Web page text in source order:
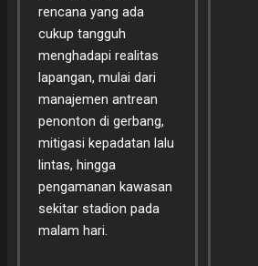
rencana yang ada
cukup tangguh
menghadapi realitas
lapangan, mulai dari
manajemen antrean
penonton di gerbang,
mitigasi kepadatan lalu
lintas, hingga
pengamanan kawasan
sekitar stadion pada
malam hari.